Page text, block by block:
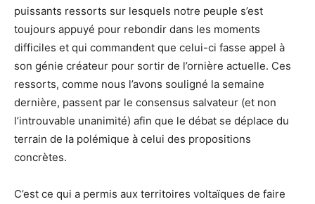
puissants ressorts sur lesquels notre peuple s’est
toujours appuyé pour rebondir dans les moments
difficiles et qui commandent que celui-ci fasse appel à
son génie créateur pour sortir de l’ornière actuelle. Ces
ressorts, comme nous l’avons souligné la semaine
dernière, passent par le consensus salvateur (et non
l’introuvable unanimité) afin que le débat se déplace du
terrain de la polémique à celui des propositions
concrètes.
C’est ce qui a permis aux territoires voltaïques de faire